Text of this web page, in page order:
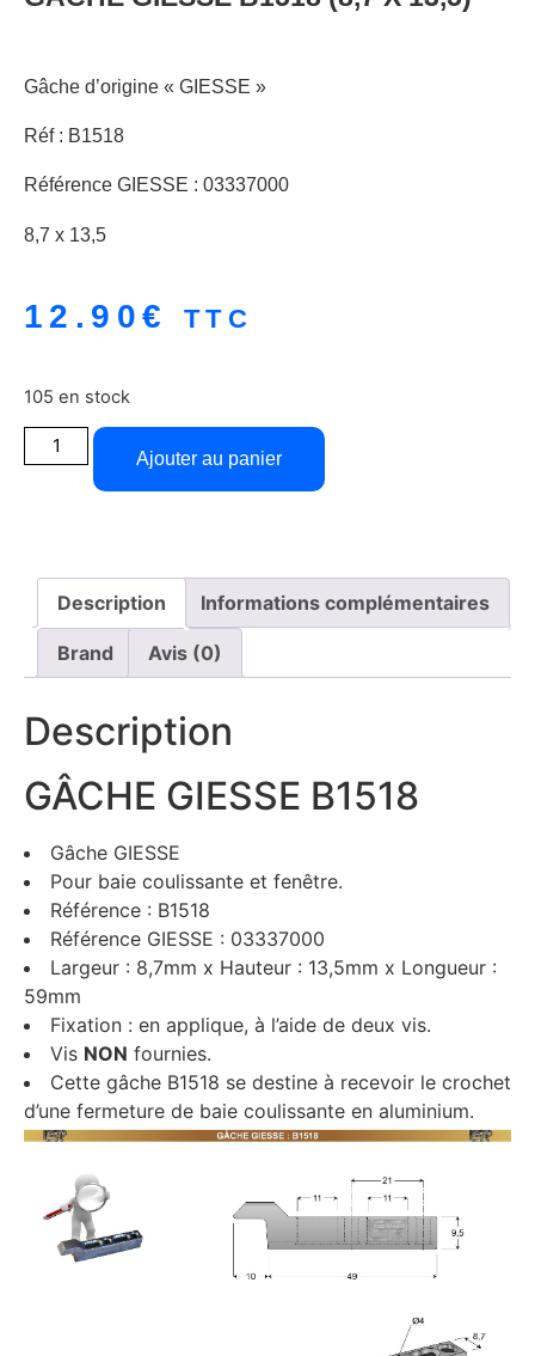
Gâche d’origine « GIESSE »
Réf : B1518
Référence GIESSE : 03337000
8,7 x 13,5
12.90€ TTC
105 en stock
Ajouter au panier
Description Informations complémentaires
Brand Avis (0)
Description
GÂCHE GIESSE B1518
Gâche GIESSE
Pour baie coulissante et fenêtre.
Référence : B1518
Référence GIESSE : 03337000
Largeur : 8,7mm x Hauteur : 13,5mm x Longueur :
59mm
Fixation : en applique, à l’aide de deux vis.
Vis NON fournies.
Cette gâche B1518 se destine à recevoir le crochet
d’une fermeture de baie coulissante en aluminium.